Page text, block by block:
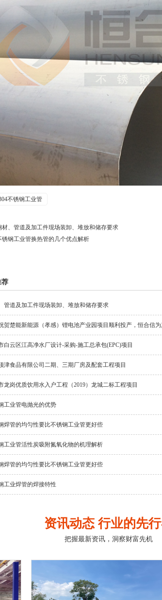
不锈钢工业管
材、管道及加工件现场装卸、堆放和储存要求
锈钢工业管换热管的几个优点解析
荐
管道及加工件现场装卸、堆放和储存要求
贺楚能新能源（孝感）锂电池产业园项目顺利投产，恒合信
白云区江高净水厂设计-采购-施工总承包(EPC)项目
津食品有限公司二期、三期厂房及配套工程项目
龙岗优质饮用水入户工程（2019）龙城二标工程项目
工业管电抛光的优势
焊管的均匀性要比不锈钢工业管更好些
工业管活性炭吸附氮氧化物的机理解析
焊管的均匀性要比不锈钢工业管更好些
工业焊管的焊接特性
资讯动态 行业的先
把握最新资讯，洞察财富先机